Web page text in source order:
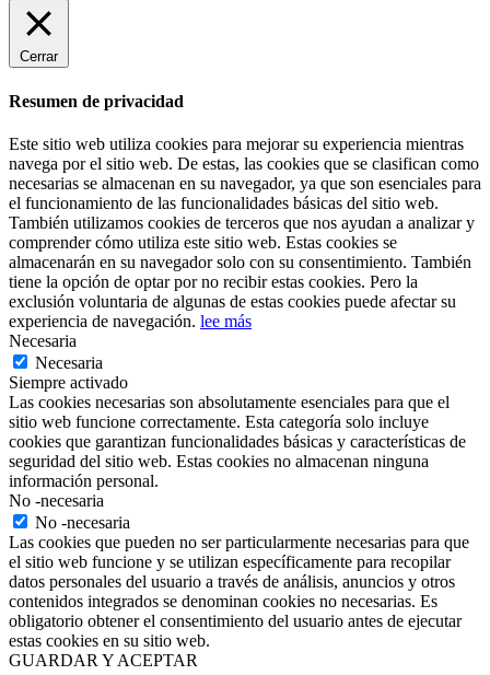
Cerrar
Resumen de privacidad
Este sitio web utiliza cookies para mejorar su experiencia mientras
navega por el sitio web. De estas, las cookies que se clasifican como
necesarias se almacenan en su navegador, ya que son esenciales para
el funcionamiento de las funcionalidades básicas del sitio web.
También utilizamos cookies de terceros que nos ayudan a analizar y
comprender cómo utiliza este sitio web. Estas cookies se
almacenarán en su navegador solo con su consentimiento. También
tiene la opción de optar por no recibir estas cookies. Pero la
exclusión voluntaria de algunas de estas cookies puede afectar su
experiencia de navegación. lee más
Necesaria
Necesaria
Siempre activado
Las cookies necesarias son absolutamente esenciales para que el
sitio web funcione correctamente. Esta categoría solo incluye
cookies que garantizan funcionalidades básicas y características de
seguridad del sitio web. Estas cookies no almacenan ninguna
información personal.
No -necesaria
No -necesaria
Las cookies que pueden no ser particularmente necesarias para que
el sitio web funcione y se utilizan específicamente para recopilar
datos personales del usuario a través de análisis, anuncios y otros
contenidos integrados se denominan cookies no necesarias. Es
obligatorio obtener el consentimiento del usuario antes de ejecutar
estas cookies en su sitio web.
GUARDAR Y ACEPTAR